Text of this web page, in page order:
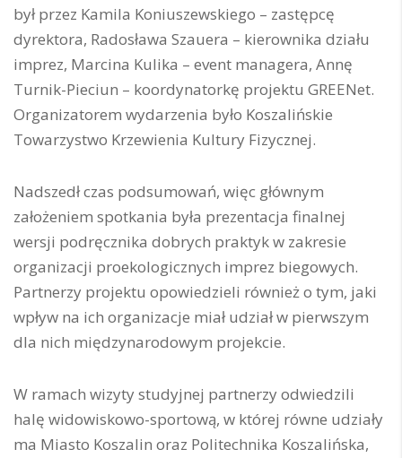
był przez Kamila Koniuszewskiego – zastępcę
dyrektora, Radosława Szauera – kierownika działu
imprez, Marcina Kulika – event managera, Annę
Turnik-Pieciun – koordynatorkę projektu GREENet.
Organizatorem wydarzenia było Koszalińskie
Towarzystwo Krzewienia Kultury Fizycznej.
Nadszedł czas podsumowań, więc głównym
założeniem spotkania była prezentacja finalnej
wersji podręcznika dobrych praktyk w zakresie
organizacji proekologicznych imprez biegowych.
Partnerzy projektu opowiedzieli również o tym, jaki
wpływ na ich organizacje miał udział w pierwszym
dla nich międzynarodowym projekcie.
W ramach wizyty studyjnej partnerzy odwiedzili
halę widowiskowo-sportową, w której równe udziały
ma Miasto Koszalin oraz Politechnika Koszalińska,